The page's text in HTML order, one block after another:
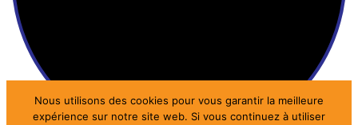
Nous utilisons des cookies pour vous garantir la meilleure
expérience sur notre site web. Si vous continuez à utiliser